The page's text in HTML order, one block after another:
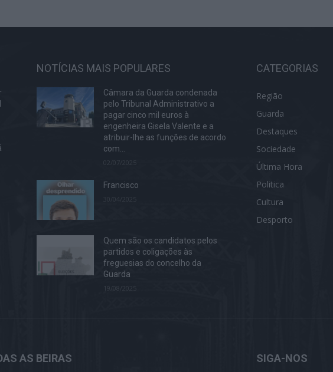
NOTÍCIAS MAIS POPULARES
Câmara da Guarda condenada
pelo Tribunal Administrativo a
pagar cinco mil euros à
engenheira Gisela Valente e a
atribuir-lhe as funções de acordo
com...
02/07/2025
Francisco
30/04/2025
Quem são os candidatos pelos
partidos e coligações às
freguesias do concelho da
Guarda
19/08/2025
CATEGORIAS
Região
Guarda
Destaques
Sociedade
Última Hora
Politica
Cultura
Desporto
AS BEIRAS SIGA-NOS